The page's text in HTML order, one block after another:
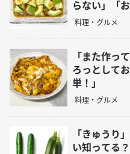
らない」「
料理・グルメ
「また作っ
ろっとして
単！」
料理・グルメ
「きゅうり
い知ってる